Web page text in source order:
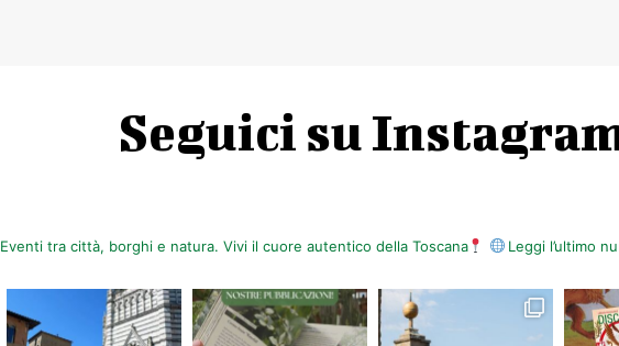
Seguici su
Eventi tra città, borghi e natura. Vivi il cuore autentico della Toscana Leggi l’ultimo